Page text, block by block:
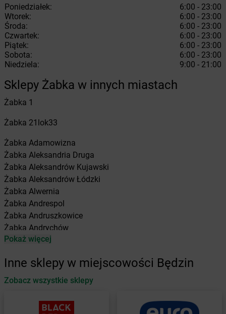
Poniedziałek:
6:00 - 23:00
Wtorek:
6:00 - 23:00
Środa:
6:00 - 23:00
Czwartek:
6:00 - 23:00
Piątek:
6:00 - 23:00
Sobota:
6:00 - 23:00
Niedziela:
9:00 - 21:00
Sklepy Żabka w innych miastach
Żabka 1
Żabka 21lok33
Żabka Adamowizna
Żabka Aleksandria Druga
Żabka Aleksandrów Kujawski
Żabka Aleksandrów Łódzki
Żabka Alwernia
Żabka Andrespol
Żabka Andruszkowice
Żabka Andrychów
Żabka Antonie
Żabka Automat
Żabka Babica
Babimost
Pokaż więcej
Inne sklepy w miejscowości Będzin
Zobacz wszystkie sklepy